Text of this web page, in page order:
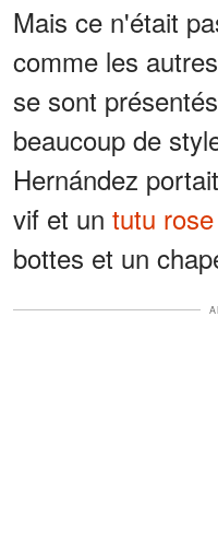
Mais ce n'était
comme les
se sont
beaucoup de
Hernández
vif et un tutu
bottes et un